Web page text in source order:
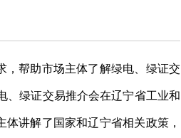
，帮助市场主体了解绿电、绿证交
、绿证交易推介会在辽宁省工业和
讲解了国家和辽宁省相关政策，